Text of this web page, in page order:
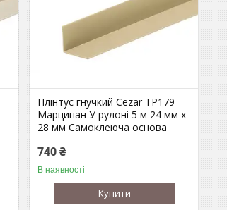
Плінтус гнучкий Cezar ТР179
Марципан У рулоні 5 м 24 мм х
28 мм Самоклеюча основа
740 ₴
В наявності
Купити